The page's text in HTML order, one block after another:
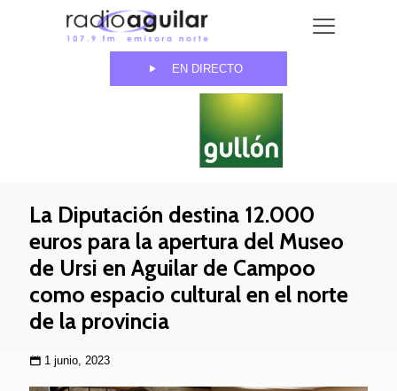
EN DIRECTO
La Diputación destina 12.000
euros para la apertura del Museo
de Ursi en Aguilar de Campoo
como espacio cultural en el norte
de la provincia
1 junio, 2023